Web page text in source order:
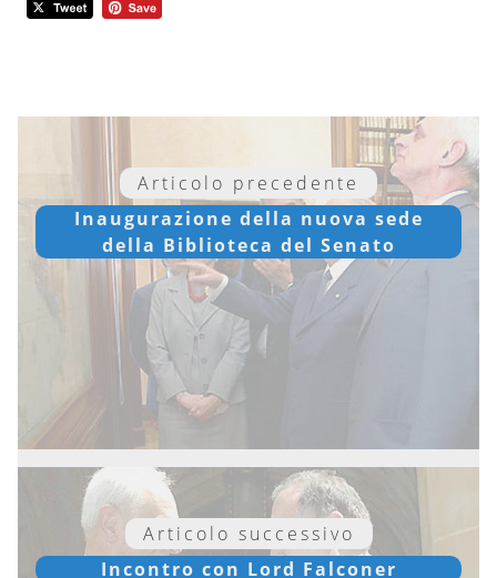
Articolo precedente
Inaugurazione della nuova sede
della Biblioteca del Senato
Articolo successivo
Incontro con Lord Falconer